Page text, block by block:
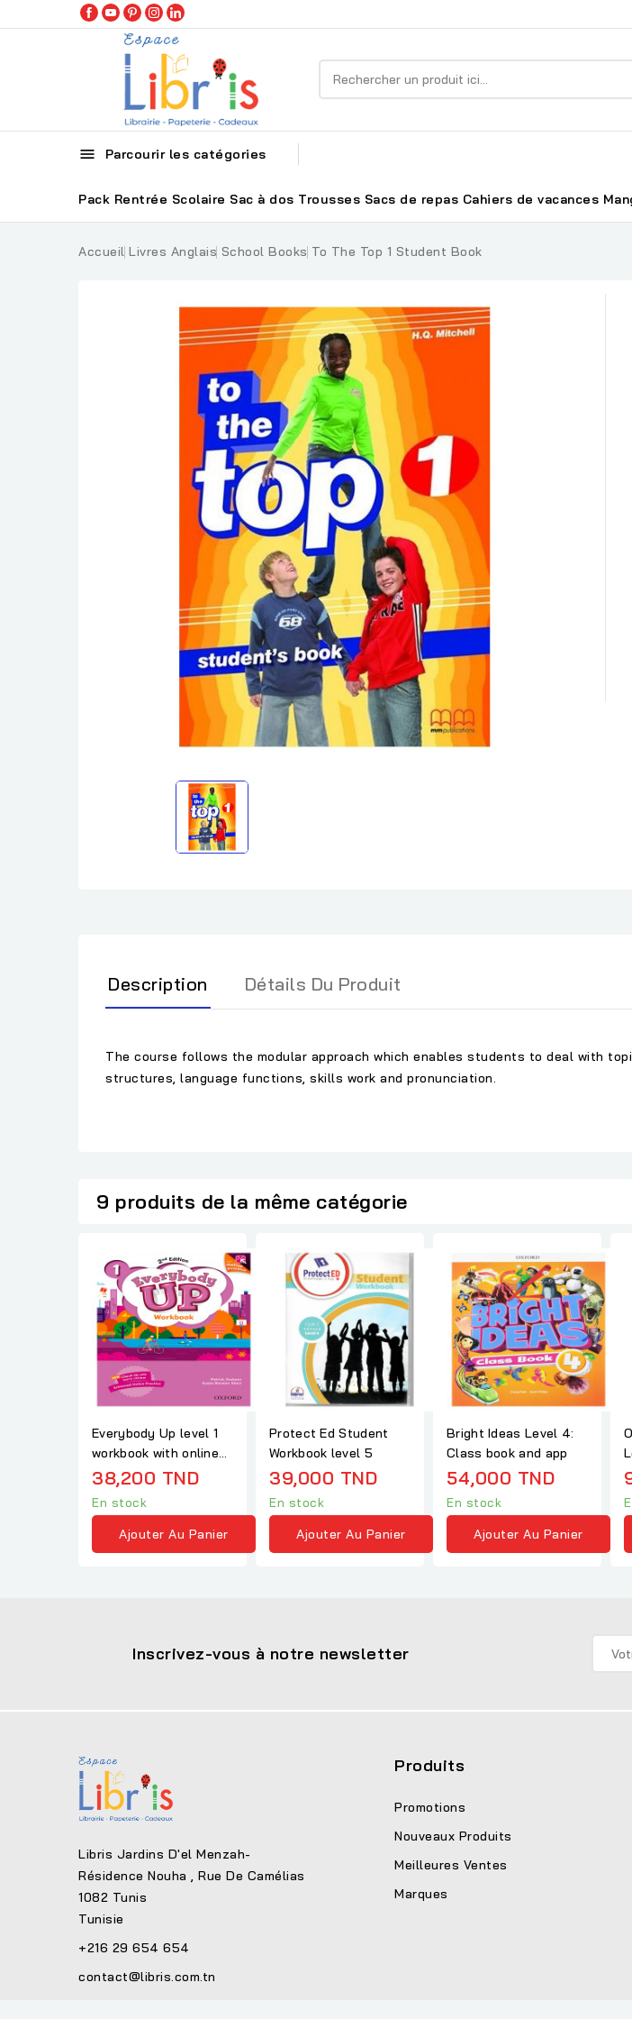
 Parcourir les catégories
Pack Rentrée Scolaire Sac à dos Trousses Sacs de repas Cahiers de vacances
Accueil Livres Anglais School Books To The Top 1 Student Book
Description Détails Du Produit
The course follows the modular approach which enables students to deal with
structures, language functions, skills work and pronunciation.
9 produits de la même catégorie
Everybody Up level 1
workbook with online
practice
38,200 TND
En stock
Ajouter Au Panier
Protect Ed Student
Workbook level 5
39,000 TND
En stock
Ajouter Au Panier
Bright Ideas Level 4:
Class book and app
54,000 TND
En stock
Ajouter Au Panier
Inscrivez-vous à notre newsletter
Libris Jardins D'el Menzah-
Résidence Nouha , Rue De Camélias
1082 Tunis
Tunisie
+216 29 654 654
contact@libris.com.tn
Produits
Promotions
Nouveaux Produits
Meilleures Ventes
Marques